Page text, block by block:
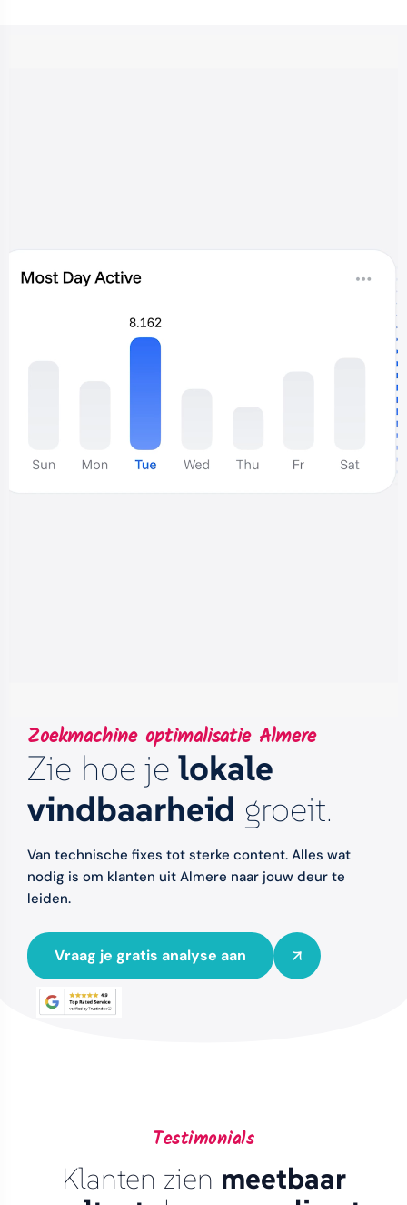
Zoekmachine optimalisatie Almere
Zie hoe jelokale
vindbaarheid groeit.
Van technische fixes tot sterke content. Alles wat
nodig is om klanten uit Almere naar jouw deur te
leiden.
Vraag je gratis analyse aan
Testimonials
Klanten zien meetbaar